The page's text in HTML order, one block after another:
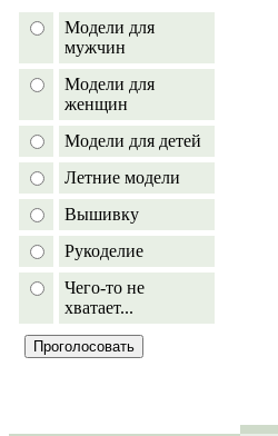
Модели для
мужчин
Модели для
женщин
Модели для детей
Летние модели
Вышивку
Рукоделие
Чего-то не
хватает...